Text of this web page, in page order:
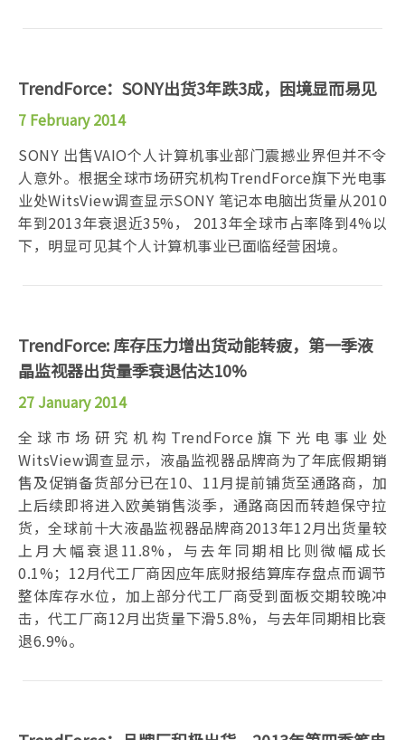
TrendForce：SONY出货3年跌3成，困境显而易见
7 February 2014
SONY 出售VAIO个人计算机事业部门震撼业界但并不令
人意外。根据全球市场研究机构TrendForce旗下光电事
业处WitsView调查显示SONY 笔记本电脑出货量从2010
年到2013年衰退近35%， 2013年全球市占率降到4%以
下，明显可见其个人计算机事业已面临经营困境。
TrendForce: 库存压力增出货动能转疲，第一季液
晶监视器出货量季衰退估达10%
27 January 2014
全球市场研究机构TrendForce旗下光电事业处
WitsView调查显示，液晶监视器品牌商为了年底假期销
售及促销备货部分已在10、11月提前铺货至通路商，加
上后续即将进入欧美销售淡季，通路商因而转趋保守拉
货，全球前十大液晶监视器品牌商2013年12月出货量较
上月大幅衰退11.8%，与去年同期相比则微幅成长
0.1%；12月代工厂商因应年底财报结算库存盘点而调节
整体库存水位，加上部分代工厂商受到面板交期较晚冲
击，代工厂商12月出货量下滑5.8%，与去年同期相比衰
退6.9%。